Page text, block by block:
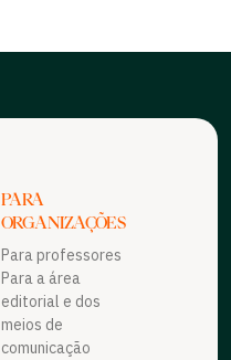
PARA
ORGANIZAÇÕES
Para professores
Para a área
editorial e dos
meios de
comunicação